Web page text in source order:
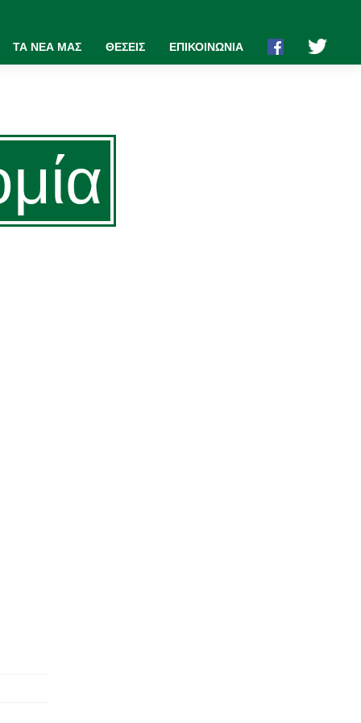
ΤΑ ΝΕΑ ΜΑΣ ΘΕΣΕΙΣ ΕΠΙΚΟΙΝΩΝΙΑ